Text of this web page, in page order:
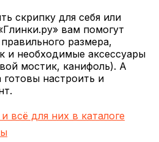
скрипку для себя или
вам помогут
размера,
и необходимые аксессуары
мостик, канифоль). А
настроить и
всё для них в каталоге